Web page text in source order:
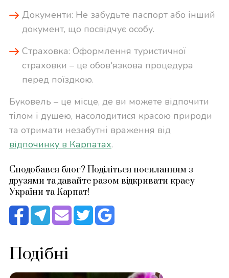
Документи: Не забудьте паспорт або інший
документ, що посвідчує особу.
Страховка: Оформлення туристичної
страховки – це обов'язкова процедура
перед поїздкою.
Буковель – це місце, де ви можете відпочити
тілом і душею, насолодитися красою природи
та отримати незабутні враження від
відпочинку в Карпатах.
Сподобався блог? Поділіться посиланням з
друзями та давайте разом відкривати красу
України та Карпат!
Подібні